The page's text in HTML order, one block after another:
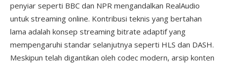
penyiar seperti BBC dan NPR mengandalkan RealAudio
untuk streaming online. Kontribusi teknis yang bertahan
lama adalah konsep streaming bitrate adaptif yang
mempengaruhi standar selanjutnya seperti HLS dan DASH.
Meskipun telah digantikan oleh codec modern, arsip konten